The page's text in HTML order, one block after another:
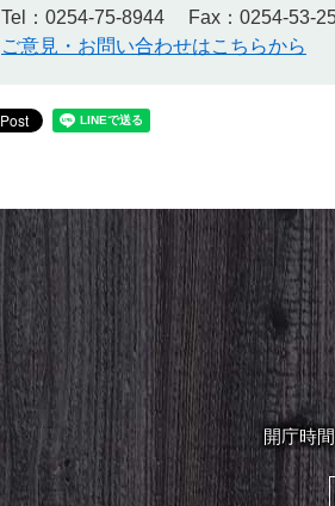
Tel：0254-75-8944
Fax：0254-53-
ご意見・お問い合わせはこちらから
開庁時